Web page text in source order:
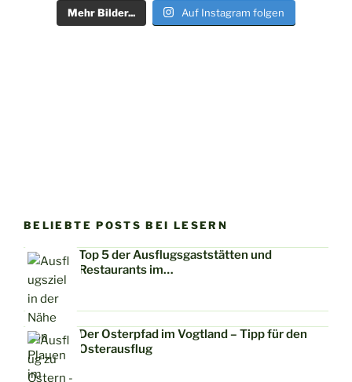
Mehr Bilder... Auf Instagram folgen
BELIEBTE POSTS BEI LESERN
Top 5 der Ausflugsgaststätten und
Restaurants im…
Der Osterpfad im Vogtland – Tipp für den
Osterausflug